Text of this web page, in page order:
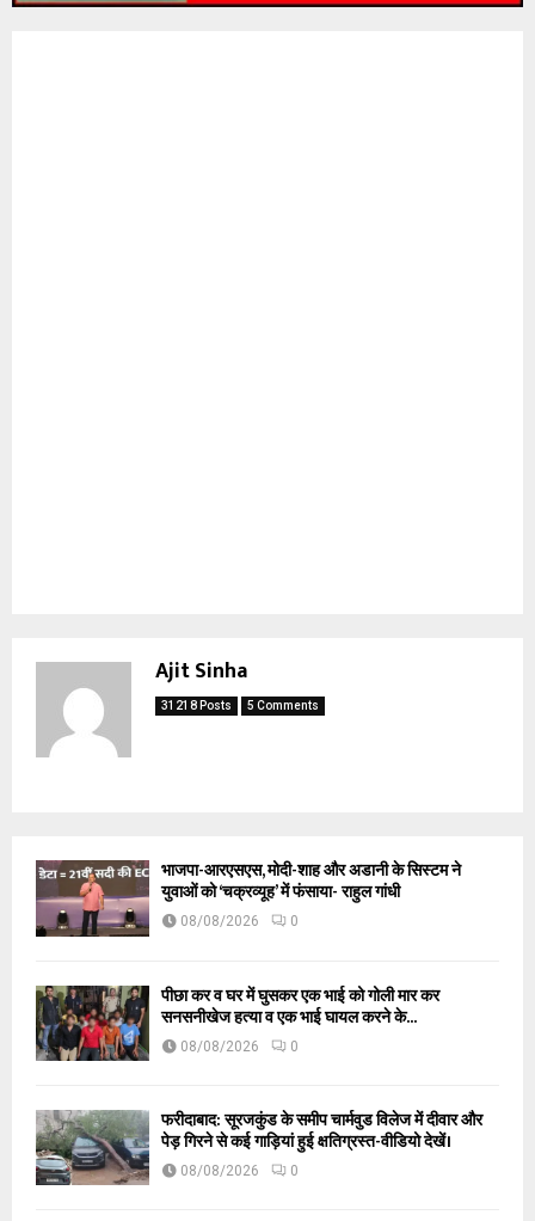
Ajit Sinha
31218 Posts 5 Comments
भाजपा-आरएसएस, मोदी-शाह और अडानी के सिस्टम ने
युवाओं को ‘चक्रव्यूह’ में फंसाया- राहुल गांधी
08/08/2026 0
पीछा कर व घर में घुसकर एक भाई को गोली मार कर
सनसनीखेज हत्या व एक भाई घायल करने के...
08/08/2026 0
फरीदाबाद: सूरजकुंड के समीप चार्मवुड विलेज में दीवार और
पेड़ गिरने से कई गाड़ियां हुई क्षतिग्रस्त-वीडियो देखें।
08/08/2026 0